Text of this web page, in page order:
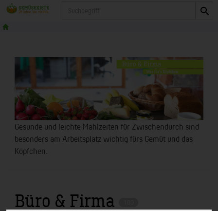
Gesunde und leichte Mahlzeiten für Zwischendurch sind
besonders am Arbeitsplatz wichtig fürs Gemüt und das
Köpfchen.
Büro & Firma